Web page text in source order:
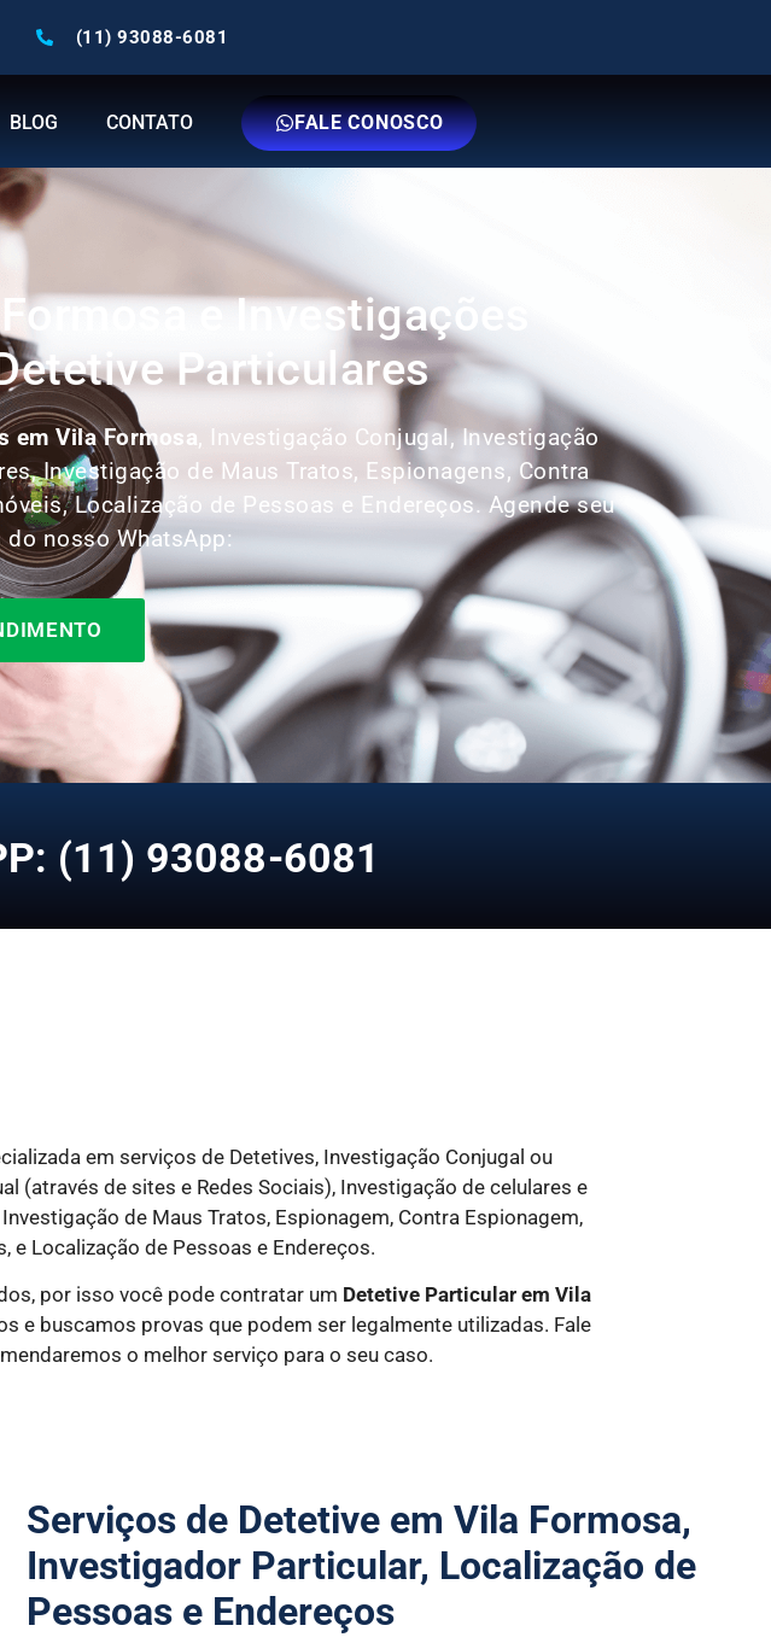
(11) 93088-6081
BLOG CONTATO FALE CONOSCO
e Investigações
Particulares
em Vila Formosa, Investigação Conjugal, Investigação
Investigação de Maus Tratos, Espionagens, Contra
Localização de Pessoas e Endereços. Agende seu
nosso WhatsApp:
(11) 93088-6081
em serviços de Detetives, Investigação Conjugal ou
(através de sites e Redes Sociais), Investigação de celulares e
de Maus Tratos, Espionagem, Contra Espionagem,
e Localização de Pessoas e Endereços.
por isso você pode contratar um Detetive Particular em Vila
e buscamos provas que podem ser legalmente utilizadas. Fale
o melhor serviço para o seu caso.
Serviços de Detetive em Vila Formosa,
Investigador Particular, Localização de
Pessoas e Endereços